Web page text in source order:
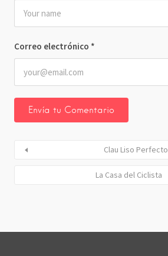
Correo electrónico *
Clau Liso Perfecto
La Casa del Ciclista